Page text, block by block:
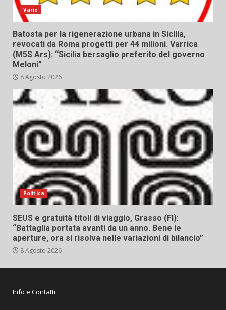
Varie
Batosta per la rigenerazione urbana in Sicilia,
revocati da Roma progetti per 44 milioni. Varrica
(M5S Ars): “Sicilia bersaglio preferito del governo
Meloni”
8 Agosto 2026
Politica
SEUS e gratuità titoli di viaggio, Grasso (FI):
“Battaglia portata avanti da un anno. Bene le
aperture, ora si risolva nelle variazioni di bilancio”
8 Agosto 2026
Info e Contatti